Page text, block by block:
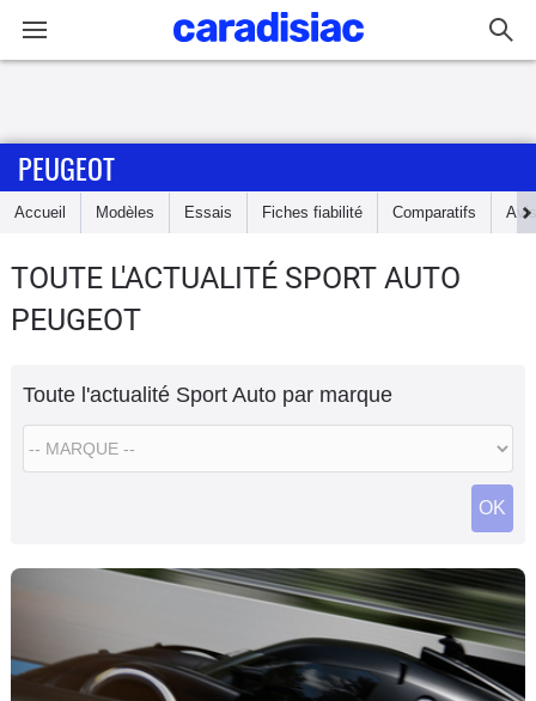
Accueil
Essais
Electriques
Flottes
Services
PEUGEOT
Accueil Modèles Essais Fiches fiabilité Comparatifs Avis
TOUTE L'ACTUALITÉ SPORT AUTO
PEUGEOT
Toute l'actualité Sport Auto par marque
OK